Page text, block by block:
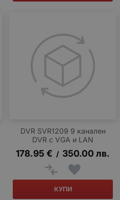
DVR SVR1209 9 канален
DVR с VGA и LAN
178.95 € / 350.00 лв.
КУПИ